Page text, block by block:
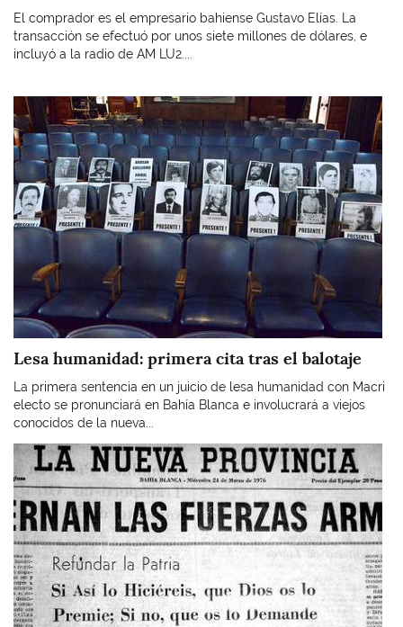
El comprador es el empresario bahiense Gustavo Elías. La
transacción se efectuó por unos siete millones de dólares, e
incluyó a la radio de AM LU2....
Imagen
Lesa humanidad: primera cita tras el balotaje
La primera sentencia en un juicio de lesa humanidad con Macri
electo se pronunciará en Bahía Blanca e involucrará a viejos
conocidos de la nueva...
Imagen